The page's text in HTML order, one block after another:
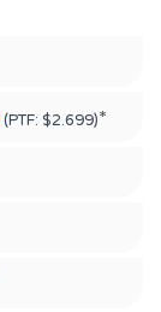
(PTF: $2.699)*